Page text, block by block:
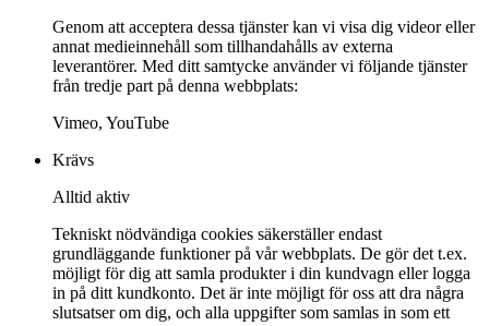
Genom att acceptera dessa tjänster kan vi visa dig videor eller
annat medieinnehåll som tillhandahålls av externa
leverantörer. Med ditt samtycke använder vi följande tjänster
från tredje part på denna webbplats:
Vimeo, YouTube
Krävs
Alltid aktiv
Tekniskt nödvändiga cookies säkerställer endast
grundläggande funktioner på vår webbplats. De gör det t.ex.
möjligt för dig att samla produkter i din kundvagn eller logga
in på ditt kundkonto. Det är inte möjligt för oss att dra några
slutsatser om dig, och alla uppgifter som samlas in som ett